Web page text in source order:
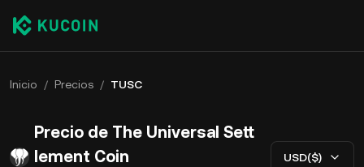
Inicio / Precios / TUSC
Precio de The Universal Sett
lement Coin
USD($)